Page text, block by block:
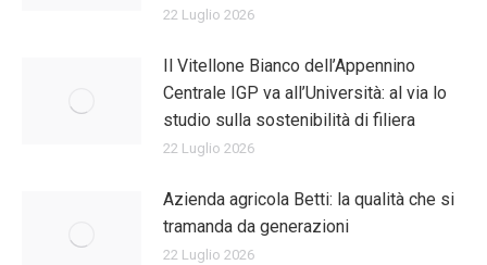
22 Luglio 2026
Il Vitellone Bianco dell’Appennino
Centrale IGP va all’Università: al via lo
studio sulla sostenibilità di filiera
22 Luglio 2026
Azienda agricola Betti: la qualità che si
tramanda da generazioni
22 Luglio 2026